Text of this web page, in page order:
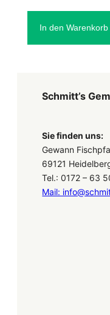
In den Warenkorb
Schmitt’s
Sie finden uns:
Gewann
69121
Tel.: 0172 – 63
Mail: